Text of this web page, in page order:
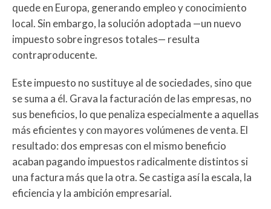
quede en Europa, generando empleo y conocimiento
local. Sin embargo, la solución adoptada —un nuevo
impuesto sobre ingresos totales— resulta
contraproducente.
Este impuesto no sustituye al de sociedades, sino que
se suma a él. Grava la facturación de las empresas, no
sus beneficios, lo que penaliza especialmente a aquellas
más eficientes y con mayores volúmenes de venta. El
resultado: dos empresas con el mismo beneficio
acaban pagando impuestos radicalmente distintos si
una factura más que la otra. Se castiga así la escala, la
eficiencia y la ambición empresarial.